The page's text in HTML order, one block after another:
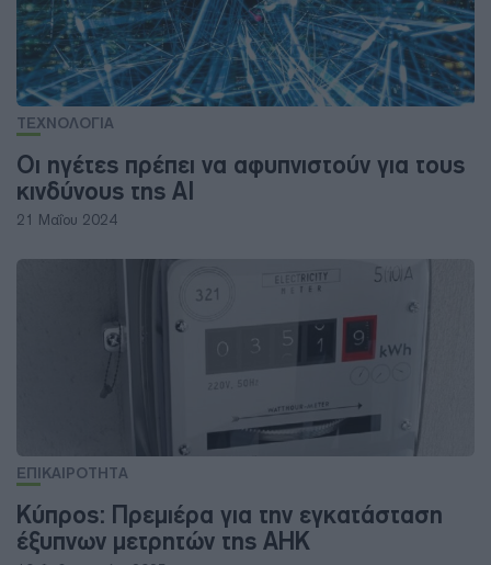
ΤΕΧΝΟΛΟΓΙΑ
Οι ηγέτες πρέπει να αφυπνιστούν για τους
κινδύνους της AI
21 Μαΐου 2024
ΕΠΙΚΑΙΡΟΤΗΤΑ
Κύπρος: Πρεμιέρα για την εγκατάσταση
έξυπνων μετρητών της ΑΗΚ